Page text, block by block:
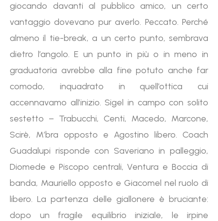
giocando davanti al pubblico amico, un certo
vantaggio dovevano pur averlo. Peccato. Perché
almeno il tie-break, a un certo punto, sembrava
dietro l’angolo. E un punto in più o in meno in
graduatoria avrebbe alla fine potuto anche far
comodo, inquadrato in quell’ottica cui
accennavamo all’inizio. Sigel in campo con solito
sestetto – Trabucchi, Centi, Macedo, Marcone,
Scirè, M’bra opposto e Agostino libero. Coach
Guadalupi risponde con Saveriano in palleggio,
Diomede e Piscopo centrali, Ventura e Boccia di
banda, Mauriello opposto e Giacomel nel ruolo di
libero. La partenza delle giallonere è bruciante:
dopo un fragile equilibrio iniziale, le irpine